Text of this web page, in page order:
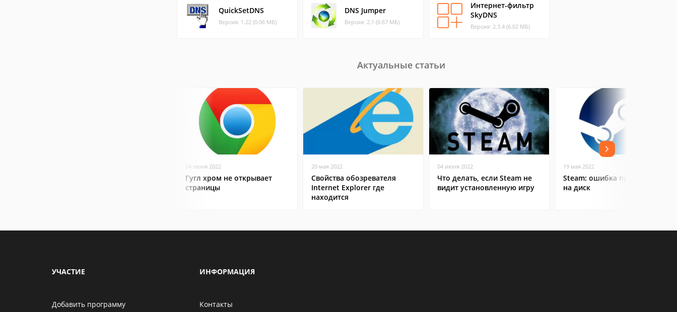
QuickSetDNS
Версия: 1.22 (0.06 МБ)
DNS Jumper
Версия: 2.1 (0.67 МБ)
Интернет-фильтр
SkyDNS
Версия: 2.3.4 (6.02 МБ)
Актуальные статьи
04 июня 2022
Гугл хром не открывает
страницы
20 мая 2022
Свойства обозревателя
Internet Explorer где
находится
04 июня 2022
Что делать, если Steam не
видит установленную игру
19 мая 2022
Steam: ошибка при записи
на диск
УЧАСТИЕ
Добавить программу
ИНФОРМАЦИЯ
Контакты